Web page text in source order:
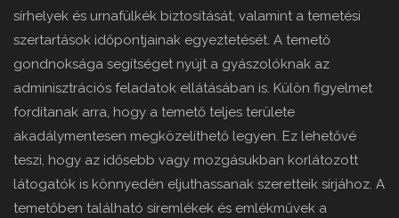
sírhelyek és urnafülkék biztosítását, valamint a temetési
szertartások időpontjainak egyeztetését. A temető
gondnoksága segítséget nyújt a gyászolóknak az
adminisztrációs feladatok ellátásában is. Külön figyelmet
fordítanak arra, hogy a temető teljes területe
akadálymentesen megközelíthető legyen. Ez lehetővé
teszi, hogy az idősebb vagy mozgásukban korlátozott
látogatók is könnyedén eljuthassanak szeretteik sírjához. A
temetőben található síremlékek és emlékművek a